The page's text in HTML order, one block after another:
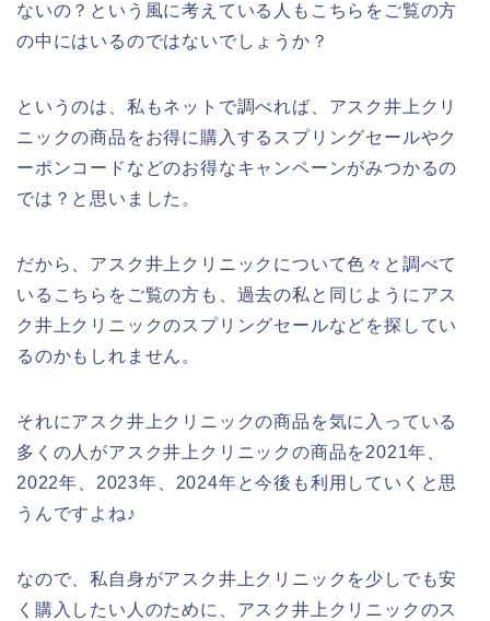
ないの？という風に考えている人もこちらをご覧の方
の中にはいるのではないでしょうか？
というのは、私もネットで調べれば、アスク井上クリ
ニックの商品をお得に購入するスプリングセールやク
ーポンコードなどのお得なキャンペーンがみつかるの
では？と思いました。
だから、アスク井上クリニックについて色々と調べて
いるこちらをご覧の方も、過去の私と同じようにアス
ク井上クリニックのスプリングセールなどを探してい
るのかもしれません。
それにアスク井上クリニックの商品を気に入っている
多くの人がアスク井上クリニックの商品を2021年、
2022年、2023年、2024年と今後も利用していくと思
うんですよね♪
なので、私自身がアスク井上クリニックを少しでも安
く購入したい人のために、アスク井上クリニックのス